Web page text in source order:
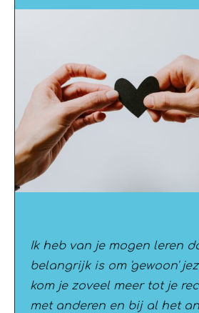
Ik heb van je mogen leren
belangrijk is om 'gewoon'
kom je zoveel meer tot je
met anderen en bij al het